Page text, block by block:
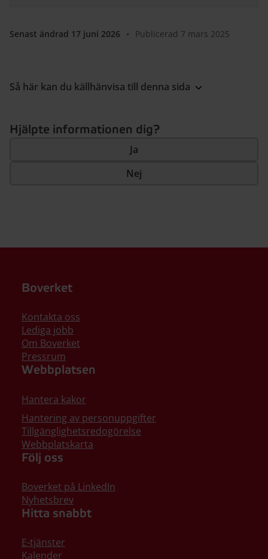
Senast ändrad 17 juni 2026 • Publicerad 7 mars 2025
Så här kan du källhänvisa till denna sida
Hjälpte informationen dig?
Ja
Nej
Boverket
Kontakta oss
Lediga jobb
Om Boverket
Pressrum
Webbplatsen
Hantera kakor
Hantering av personuppgifter
Tillgänglighetsredogörelse
Webbplatskarta
Följ oss
Boverket på LinkedIn
Nyhetsbrev
Hitta snabbt
E-tjänster
Kalender